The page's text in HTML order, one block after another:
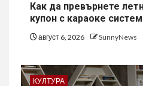
Как да превърнете
купон с караоке
август 6, 2026 SunnyNews
КУЛТУРА